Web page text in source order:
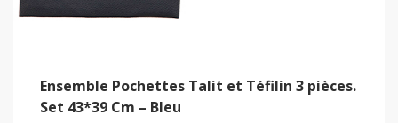
Ensemble Pochettes Talit et Téfilin 3 pièces.
Set 43*39 Cm – Bleu